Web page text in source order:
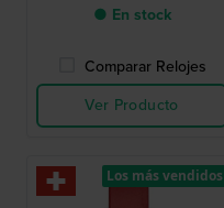
● En stock
Comparar Relojes
Ver Producto
Los más vendidos